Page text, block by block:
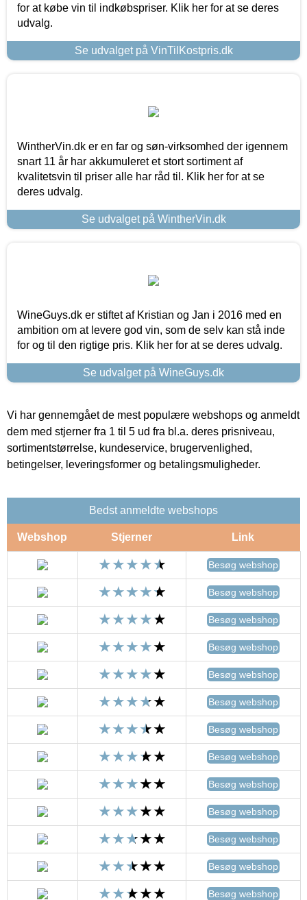
for at købe vin til indkøbspriser. Klik her for at se deres
udvalg.
Se udvalget på VinTilKostpris.dk
WintherVin.dk er en far og søn-virksomhed der igennem
snart 11 år har akkumuleret et stort sortiment af
kvalitetsvin til priser alle har råd til. Klik her for at se
deres udvalg.
Se udvalget på WintherVin.dk
WineGuys.dk er stiftet af Kristian og Jan i 2016 med en
ambition om at levere god vin, som de selv kan stå inde
for og til den rigtige pris. Klik her for at se deres udvalg.
Se udvalget på WineGuys.dk
Vi har gennemgået de mest populære webshops og anmeldt
dem med stjerner fra 1 til 5 ud fra bl.a. deres prisniveau,
sortimentstørrelse, kundeservice, brugervenlighed,
betingelser, leveringsformer og betalingsmuligheder.
Bedst anmeldte webshops
Webshop Stjerner Link
Besøg webshop
Besøg webshop
Besøg webshop
Besøg webshop
Besøg webshop
Besøg webshop
Besøg webshop
Besøg webshop
Besøg webshop
Besøg webshop
Besøg webshop
Besøg webshop
Besøg webshop